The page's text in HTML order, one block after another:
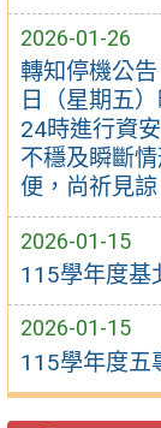
2026-01-26
轉知停機公
日（星期五
24時進行資
不穩及瞬斷
便，尚祈見諒
2026-01-15
115學年度基
2026-01-15
115學年度五